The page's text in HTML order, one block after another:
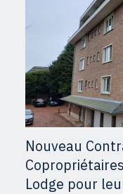
Nouveau
Lodge pour